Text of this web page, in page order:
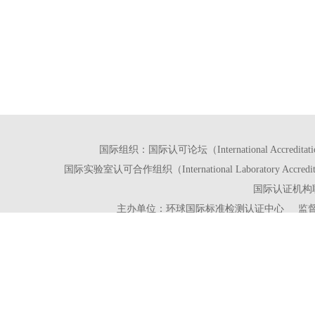
国际组织：国际认可论坛（International
国际实验室认可合作组织（International Laboratory
国际认证机构
主办单位：环球国际标准检测认证中心 监